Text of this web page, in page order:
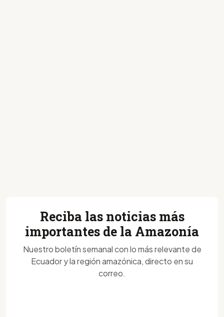
Reciba las noticias más
importantes de la Amazonía
Nuestro boletín semanal con lo más relevante de
Ecuador y la región amazónica, directo en su
correo.